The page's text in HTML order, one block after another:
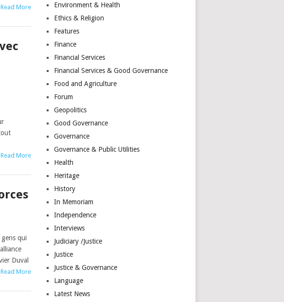
Read More
Read More
qui
Duval
Read More
Environment & Health
Ethics & Religion
Features
Finance
Financial Services
Financial Services & Good Governance
Food and Agriculture
Forum
Geopolitics
Good Governance
Governance
Governance & Public Utilities
Health
Heritage
History
In Memoriam
Independence
Interviews
Judiciary /Justice
Justice
Justice & Governance
Language
Latest News